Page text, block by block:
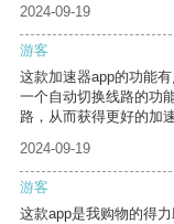
2024-09-19
游客
这款加速器app的功能
一个自动切换线路的功
路，从而获得更好的加
2024-09-19
游客
这款app是我购物的得